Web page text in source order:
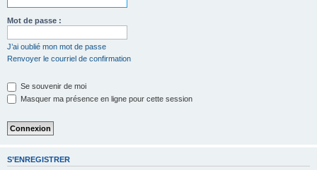
Mot de passe :
J’ai oublié mon mot de passe
Renvoyer le courriel de confirmation
Se souvenir de moi
Masquer ma présence en ligne pour cette session
S’ENREGISTRER